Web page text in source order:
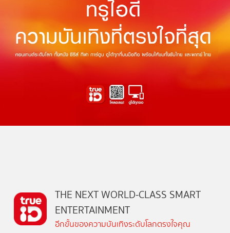
THE NEXT WORLD-CLASS SMART
ENTERTAINMENT
อีกขั้นของความบันเทิงระดับโลกตรงใจคุณ